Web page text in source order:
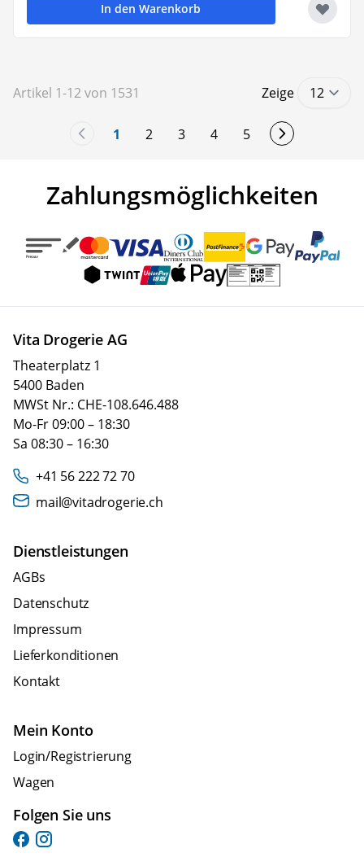
In den Warenkorb
Artikel 1-12von 1531
You're currently reading page
1 Seite
2 Seite
3 Seite
4 Seite
5
Zeige
Zahlungsmöglichkeiten
Vita Drogerie AG
Theaterplatz 1
5400 Baden
MWSt Nr.: CHE-108.646.488
Mo-Fr 09:00 – 18:30
Sa 08:30 – 16:30
+41 56 222 72 70
mail@vitadrogerie.ch
Dienstleistungen
AGBs
Datenschutz
Impressum
Lieferkonditionen
Kontakt
Mein Konto
Login/Registrierung
Wagen
Folgen Sie uns